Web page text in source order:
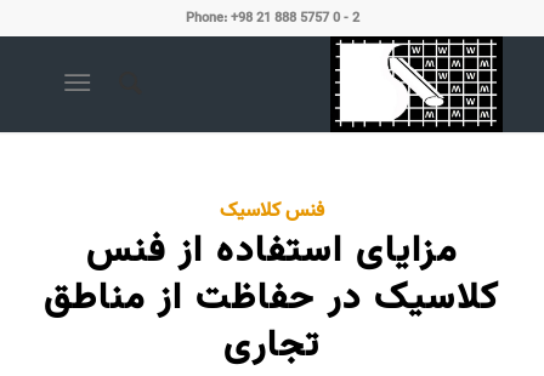
Phone: +98 21 888 5757 0 - 2
فنس کلاسیک
مزایای استفاده از فنس‌
کلاسیک در حفاظت از مناطق
تجاری